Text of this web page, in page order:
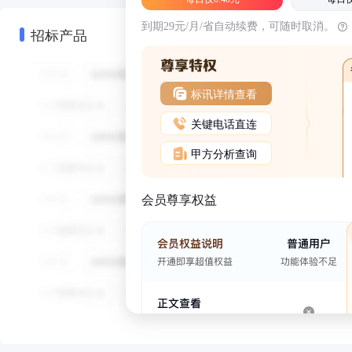
招标产品 到期29元/月/省自动续费，可随时取消。
标讯详情查看
关键电话直连
甲方分析查询
会员尊享权益